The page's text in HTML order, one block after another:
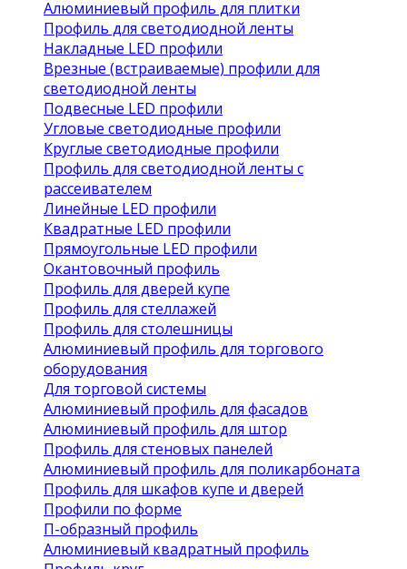
Алюминиевый профиль для плитки
Профиль для светодиодной ленты
Накладные LED профили
Врезные (встраиваемые) профили для
светодиодной ленты
Подвесные LED профили
Угловые светодиодные профили
Круглые светодиодные профили
Профиль для светодиодной ленты с
рассеивателем
Линейные LED профили
Квадратные LED профили
Прямоугольные LED профили
Окантовочный профиль
Профиль для дверей купе
Профиль для стеллажей
Профиль для столешницы
Алюминиевый профиль для торгового
оборудования
Для торговой системы
Алюминиевый профиль для фасадов
Алюминиевый профиль для штор
Профиль для стеновых панелей
Алюминиевый профиль для поликарбоната
Профиль для шкафов купе и дверей
Профили по форме
П-образный профиль
Алюминиевый квадратный профиль